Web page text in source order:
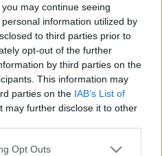
may continue seeing
information utilized by
to third parties prior to
opt-out of the further
by third parties on the
This information may
parties on the IAB’s List of
may further disclose it to other
uses one or more Google
Opt Outs
ΕΘΝΟΣ στη Google
μήνα δίνει το
και
για
χρήσης τμήματος
της θερινής